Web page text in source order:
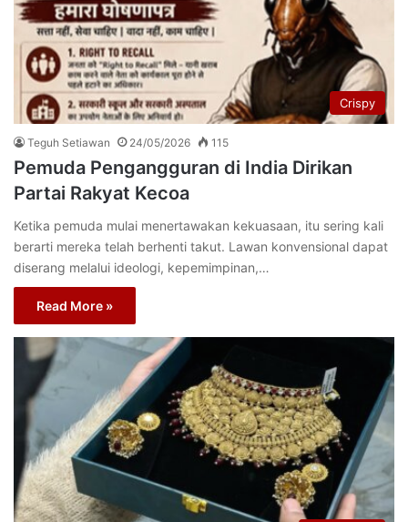
Crispy
Teguh Setiawan 24/05/2026 115
Pemuda Pengangguran di India Dirikan
Partai Rakyat Kecoa
Ketika pemuda mulai menertawakan kekuasaan, itu sering kali
berarti mereka telah berhenti takut. Lawan konvensional dapat
diserang melalui ideologi, kepemimpinan,…
Read More »